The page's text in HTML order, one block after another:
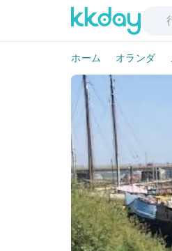
ホーム オランダ